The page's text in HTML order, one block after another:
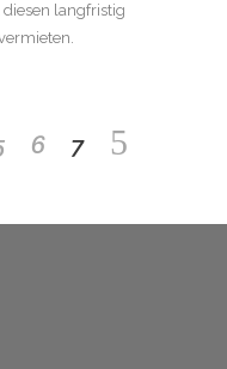
langfristig
6 7